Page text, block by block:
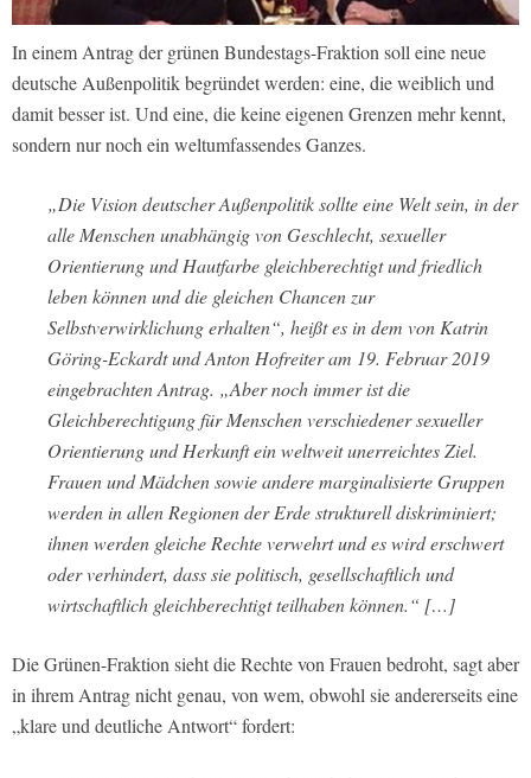
In einem Antrag der grünen Bundestags-Fraktion soll eine neue
deutsche Außenpolitik begründet werden: eine, die weiblich und
damit besser ist. Und eine, die keine eigenen Grenzen mehr kennt,
sondern nur noch ein weltumfassendes Ganzes.
„Die Vision deutscher Außenpolitik sollte eine Welt sein, in der
alle Menschen unabhängig von Geschlecht, sexueller
Orientierung und Hautfarbe gleichberechtigt und friedlich
leben können und die gleichen Chancen zur
Selbstverwirklichung erhalten“, heißt es in dem von Katrin
Göring-Eckardt und Anton Hofreiter am 19. Februar 2019
eingebrachten Antrag. „Aber noch immer ist die
Gleichberechtigung für Menschen verschiedener sexueller
Orientierung und Herkunft ein weltweit unerreichtes Ziel.
Frauen und Mädchen sowie andere marginalisierte Gruppen
werden in allen Regionen der Erde strukturell diskriminiert;
ihnen werden gleiche Rechte verwehrt und es wird erschwert
oder verhindert, dass sie politisch, gesellschaftlich und
wirtschaftlich gleichberechtigt teilhaben können.“ […]
Die Grünen-Fraktion sieht die Rechte von Frauen bedroht, sagt aber
in ihrem Antrag nicht genau, von wem, obwohl sie andererseits eine
„klare und deutliche Antwort“ fordert: